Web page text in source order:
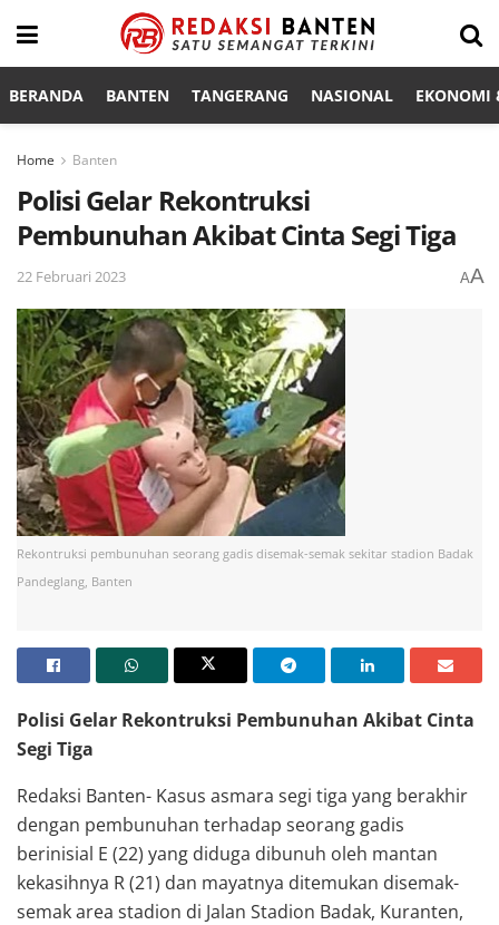
BERANDA BANTEN TANGERANG NASIONAL EKONOMI
Home Banten
Polisi Gelar Rekontruksi
Pembunuhan Akibat Cinta Segi Tiga
22 Februari 2023 AA
Rekontruksi pembunuhan seorang gadis disemak-semak sekitar stadion Badak
Pandeglang, Banten
Polisi Gelar Rekontruksi Pembunuhan Akibat Cinta
Segi Tiga
Redaksi Banten- Kasus asmara segi tiga yang berakhir
dengan pembunuhan terhadap seorang gadis
berinisial E (22) yang diduga dibunuh oleh mantan
kekasihnya R (21) dan mayatnya ditemukan disemak-
semak area stadion di Jalan Stadion Badak, Kuranten,